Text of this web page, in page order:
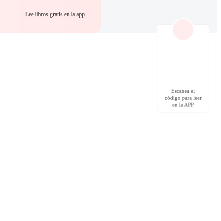
Lee libros gratis en la app
Escanea el
código para leer
en la APP